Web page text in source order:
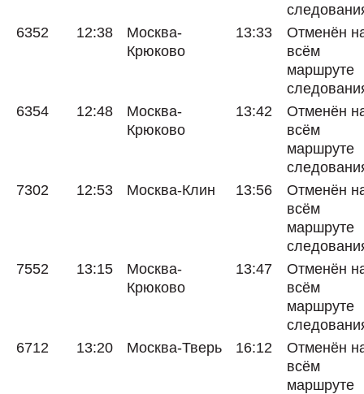
6352
12:38
Москва-
Крюково
13:33
Отменён
всём
маршруте
6354
12:48
Москва-
Крюково
13:42
Отменён
всём
маршруте
7302
12:53 Москва-Клин 13:56
Отменён
всём
маршруте
7552
13:15
Москва-
Крюково
13:47
Отменён
всём
маршруте
6712
13:20 Москва-Тверь 16:12
Отменён
всём
маршруте